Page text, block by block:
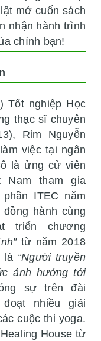
mở cuốn sách
nhận hành trình
chính bạn!
Tốt nghiệp Học
thạc sĩ chuyên
Rim Nguyễn
việc tại ngân
là ửng cử viên
Nam tham gia
ITEC năm
hành cùng
triển chương
từ năm 2018
là “Người truyền
ảnh hưởng tới
sự trên đài
nhiều giải
cuộc thi yoga.
House từ